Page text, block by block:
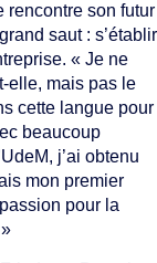
rencontre son futur
saut : s’établir
« Je ne
elle, mais pas le
cette langue pour
beaucoup
j’ai obtenu
mon premier
pour la